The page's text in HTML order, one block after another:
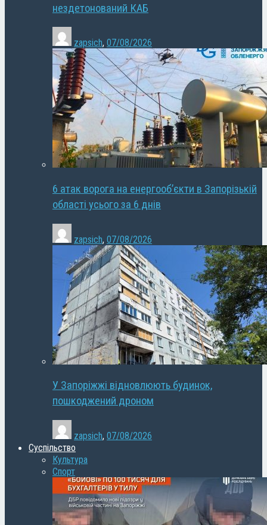
нездетонований КАБ
zapsich, 07/08/2026
6 атак ворога на енергооб’єкти в Запорізькій
області усього за 6 днів
zapsich, 07/08/2026
У Запоріжжі відновлюють будинок,
пошкоджений дроном
zapsich, 07/08/2026
Суспільство
Культура
Спорт